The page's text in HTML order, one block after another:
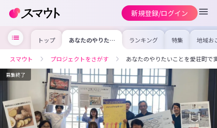
新規登録/ログイン
トップ あなたのやりたい
ことを愛荘町で実
滋賀県 愛荘町 地
域おこし協力隊募
集中！
ランキング 特集 地域お
の求
を集め
事内容
を比較
合った
スマウト プロジェクトをさがす あなたのやりたいことを愛荘町
募集終了